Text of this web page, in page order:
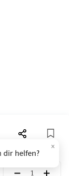
& Co. KG,
dir helfen?
×